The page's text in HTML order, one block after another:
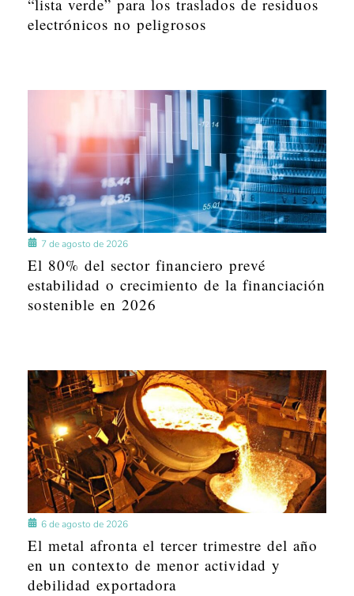
“lista verde” para los traslados de residuos
electrónicos no peligrosos
7 de agosto de 2026
El 80% del sector financiero prevé
estabilidad o crecimiento de la financiación
sostenible en 2026
6 de agosto de 2026
El metal afronta el tercer trimestre del año
en un contexto de menor actividad y
debilidad exportadora